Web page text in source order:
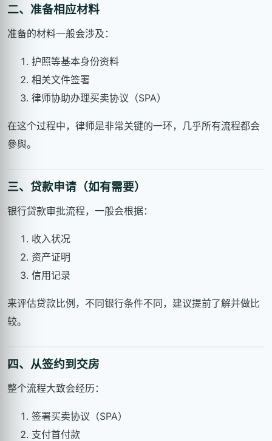
二、准备相应材料
准备的材料一般会涉及：
护照等基本身份资料
相关文件签署
律师协助办理买卖协议（SPA）
在这个过程中，律师是非常关键的一环，几乎所有流程都会
參與。
三、贷款申请（如有需要）
银行贷款审批流程，一般会根据：
收入状况
资产证明
信用记录
来评估贷款比例，不同银行条件不同，建议提前了解并做比
较。
四、从签约到交房
整个流程大致会经历：
签署买卖协议（SPA）
支付首付款